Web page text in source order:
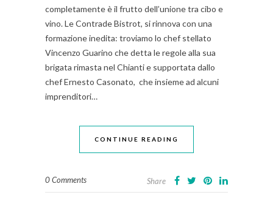
completamente è il frutto dell’unione tra cibo e
vino. Le Contrade Bistrot, si rinnova con una
formazione inedita: troviamo lo chef stellato
Vincenzo Guarino che detta le regole alla sua
brigata rimasta nel Chianti e supportata dallo
chef Ernesto Casonato, che insieme ad alcuni
imprenditori…
CONTINUE READING
0 Comments Share